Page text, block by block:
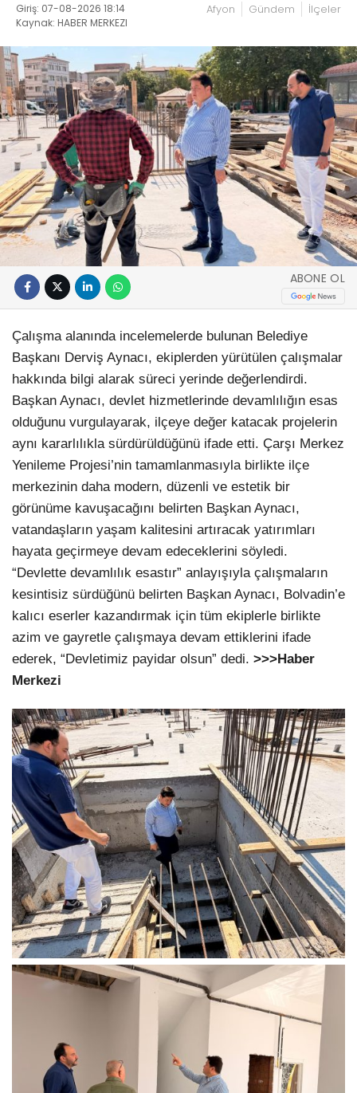
Giriş: 07-08-2026 18:14
Kaynak: HABER MERKEZI
Afyon Gündem İlçeler
ABONE OL
Çalışma alanında incelemelerde bulunan Belediye
Başkanı Derviş Aynacı, ekiplerden yürütülen çalışmalar
hakkında bilgi alarak süreci yerinde değerlendirdi.
Başkan Aynacı, devlet hizmetlerinde devamlılığın esas
olduğunu vurgulayarak, ilçeye değer katacak projelerin
aynı kararlılıkla sürdürüldüğünü ifade etti. Çarşı Merkez
Yenileme Projesi’nin tamamlanmasıyla birlikte ilçe
merkezinin daha modern, düzenli ve estetik bir
görünüme kavuşacağını belirten Başkan Aynacı,
vatandaşların yaşam kalitesini artıracak yatırımları
hayata geçirmeye devam edeceklerini söyledi.
“Devlette devamlılık esastır” anlayışıyla çalışmaların
kesintisiz sürdüğünü belirten Başkan Aynacı, Bolvadin’e
kalıcı eserler kazandırmak için tüm ekiplerle birlikte
azim ve gayretle çalışmaya devam ettiklerini ifade
ederek, “Devletimiz payidar olsun” dedi. >>>Haber
Merkezi